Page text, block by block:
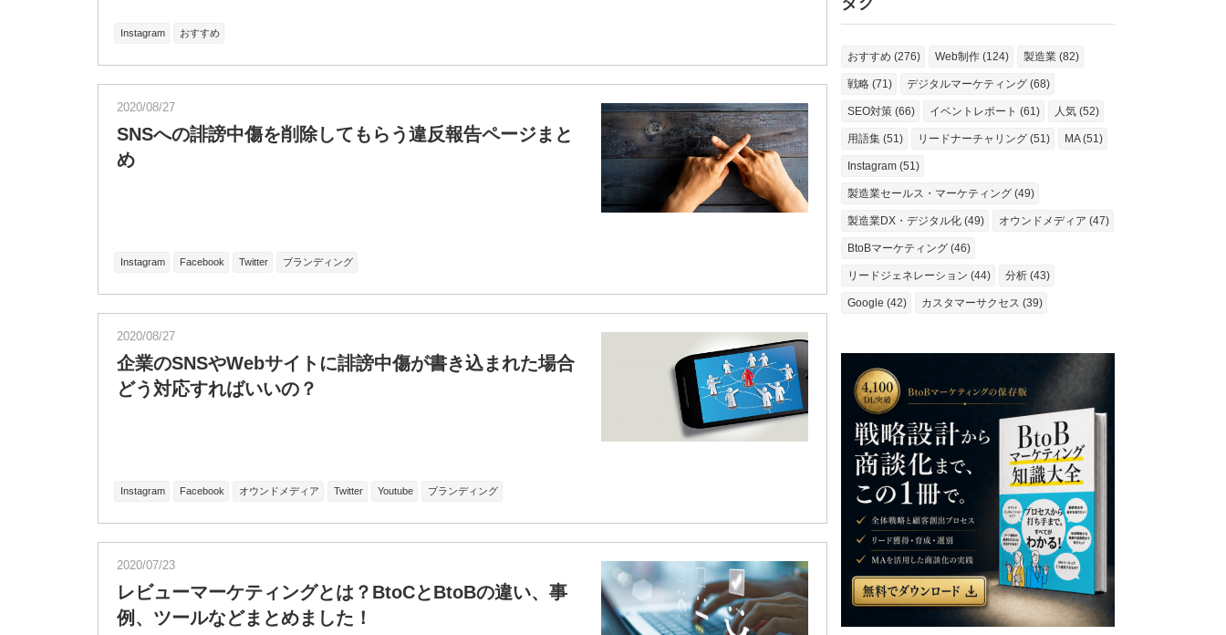
Instagram おすすめ
2020/08/27
SNSへの誹謗中傷を削除してもらう違反報告ページまと
め
Instagram Facebook Twitter ブランディング
2020/08/27
企業のSNSやWebサイトに誹謗中傷が書き込まれた場合
どう対応すればいいの？
Instagram Facebook オウンドメディア Twitter Youtube ブランディング
2020/07/23
レビューマーケティングとは？BtoCとBtoBの違い、事
例、ツールなどまとめました！
おすすめ (276) Web制作 (124) 製造業 (82)
戦略 (71) デジタルマーケティング (68)
SEO対策 (66) イベントレポート (61) 人気 (52)
用語集 (51) リードナーチャリング (51) MA (51)
Instagram (51)
製造業セールス・マーケティング (49)
製造業DX・デジタル化 (49) オウンドメディア (47)
BtoBマーケティング (46)
リードジェネレーション (44) 分析 (43)
Google (42) カスタマーサクセス (39)